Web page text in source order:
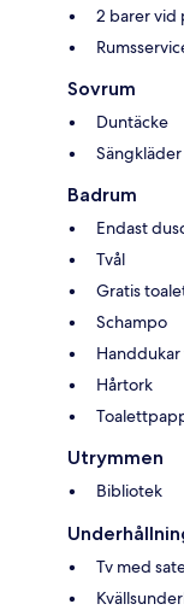
2 barer vid
Sovrum
Duntäcke
Badrum
Endast
Tvål
Gratis
Schampo
Hårtork
Utrymmen
Bibliotek
Tv med